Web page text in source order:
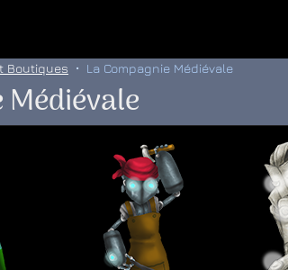
Boutiques La Compagnie Médiévale
Médiévale